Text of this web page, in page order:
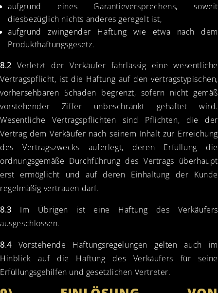
aufgrund eines Garantieversprechens, soweit
diesbezüglich nichts anderes geregelt ist,
aufgrund zwingender Haftung wie etwa nach dem
Produkthaftungsgesetz.
8.2 Verletzt der Verkäufer fahrlässig eine wesentliche
Vertragspflicht, ist die Haftung auf den vertragstypischen,
vorhersehbaren Schaden begrenzt, sofern nicht gemäß
vorstehender Ziffer unbeschränkt gehaftet wird.
Wesentliche Vertragspflichten sind Pflichten, die der
Vertrag dem Verkäufer nach seinem Inhalt zur Erreichung
des Vertragszwecks auferlegt, deren Erfüllung die
ordnungsgemäße Durchführung des Vertrags überhaupt
erst ermöglicht und auf deren Einhaltung der Kunde
regelmäßig vertrauen darf.
8.3 Im Übrigen ist eine Haftung des Verkäufers
ausgeschlossen.
8.4Vorstehende Haftungsregelungen gelten auch im
Hinblick auf die Haftung des Verkäufers für seine
Erfüllungsgehilfen und gesetzlichen Vertreter.